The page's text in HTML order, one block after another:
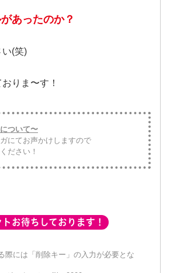
あったのか？
い(笑)
りま〜す！
ついて〜
にてお声かけしますので
ださい！
お待ちしております！
際には「削除キー」の入力が必要とな